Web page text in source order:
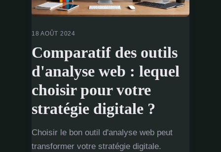
18 AOÛT 2024
Comparatif des outils
d'analyse web : lequel
choisir pour votre
stratégie digitale ?
Choisir le bon outil d'analyse web peut
transformer votre stratégie digitale.